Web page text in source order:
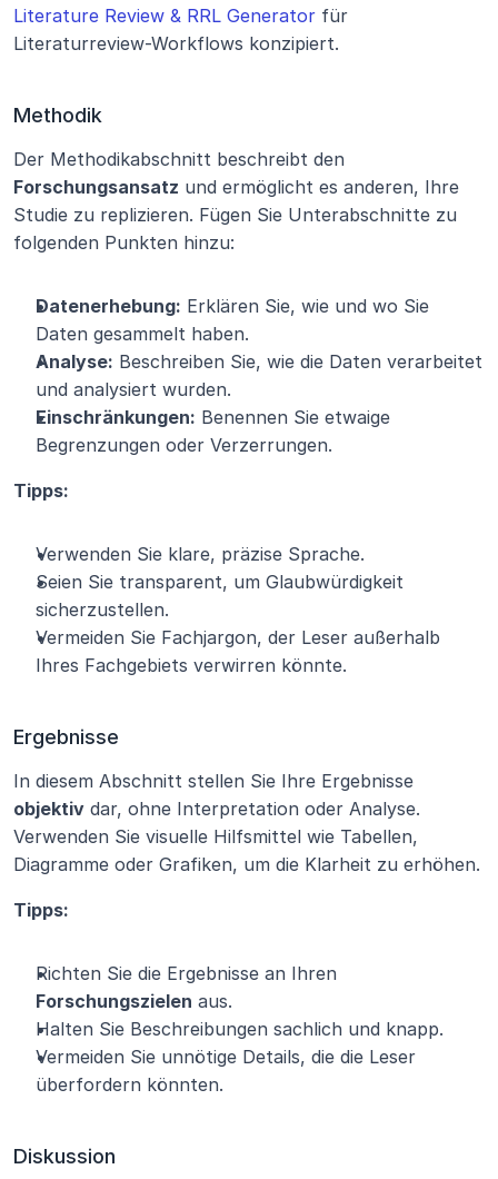
Literature Review & RRL Generator für
Literaturreview-Workflows konzipiert.
Methodik
Forschungsansatz und ermöglicht es anderen, Ihre
Studie zu replizieren. Fügen Sie Unterabschnitte zu
folgenden Punkten hinzu:
Datenerhebung: Erklären Sie, wie und wo Sie
Daten gesammelt haben.
Analyse: Beschreiben Sie, wie die Daten verarbeitet
und analysiert wurden.
Einschränkungen: Benennen Sie etwaige
Begrenzungen oder Verzerrungen.
Tipps:
Verwenden Sie klare, präzise Sprache.
Seien Sie transparent, um Glaubwürdigkeit
sicherzustellen.
Vermeiden Sie Fachjargon, der Leser außerhalb
Ihres Fachgebiets verwirren könnte.
Ergebnisse
objektiv dar, ohne Interpretation oder Analyse.
Verwenden Sie visuelle Hilfsmittel wie Tabellen,
Diagramme oder Grafiken, um die Klarheit zu erhöhen.
Tipps:
Forschungszielen aus.
Halten Sie Beschreibungen sachlich und knapp.
Vermeiden Sie unnötige Details, die die Leser
überfordern könnten.
Diskussion